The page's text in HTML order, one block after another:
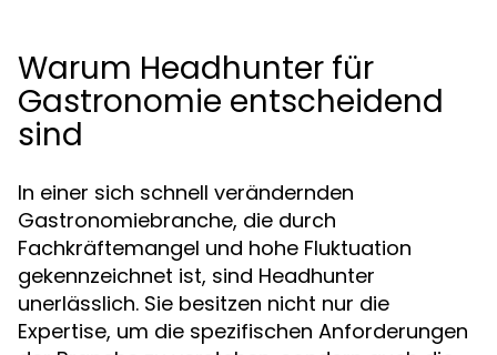
Warum Headhunter für
Gastronomie entscheidend
sind
In einer sich schnell verändernden
Gastronomiebranche, die durch
Fachkräftemangel und hohe Fluktuation
gekennzeichnet ist, sind Headhunter
unerlässlich. Sie besitzen nicht nur die
Expertise, um die spezifischen Anforderungen